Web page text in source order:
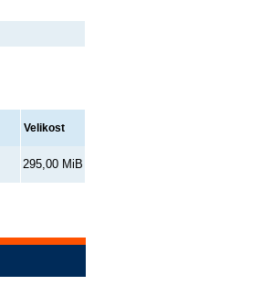
Velikost
295,00 MiB